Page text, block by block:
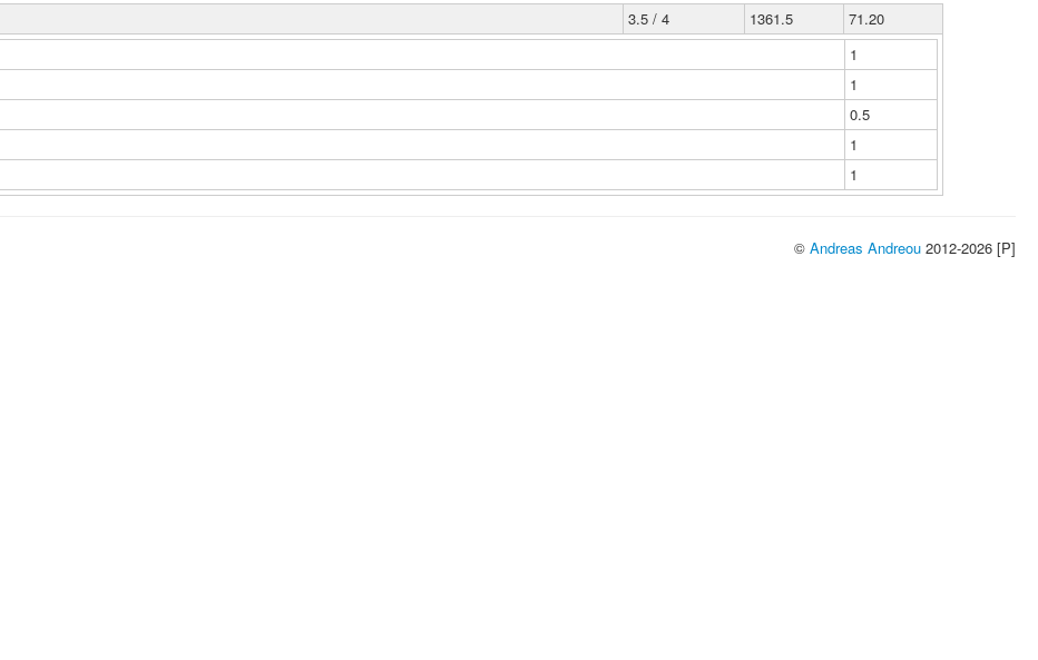
3.5 / 4 1361.5
71.20
1
1
0.5
1
1
© Andreas Andreou 2012-2026 [P]